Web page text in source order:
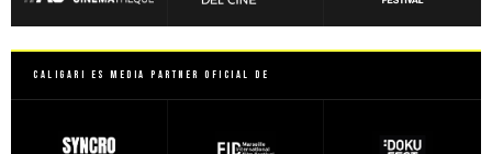
Caligari es Media Partner Oficial de